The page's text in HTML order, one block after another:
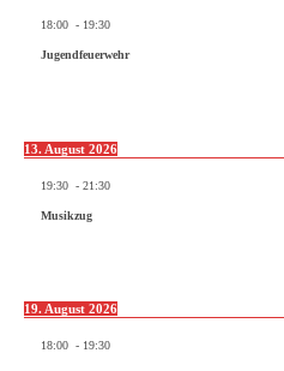
18:00 - 19:30
Jugendfeuerwehr
13. August 2026
19:30 - 21:30
Musikzug
19. August 2026
18:00 - 19:30